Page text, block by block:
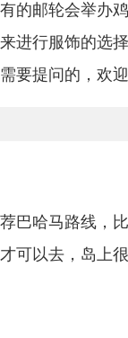
的邮轮会举办
进行服饰的选
要提问的，欢
巴哈马路线，
可以去，岛上